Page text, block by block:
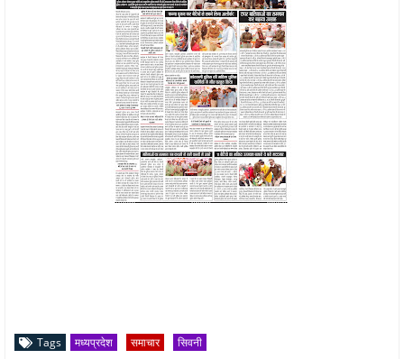
Tags मध्यप्रदेश समाचार सिवनी